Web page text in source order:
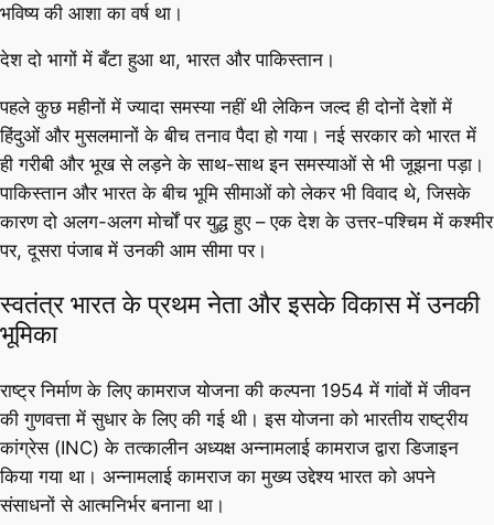
भविष्य की आशा का वर्ष था।
देश दो भागों में बँटा हुआ था, भारत और पाकिस्तान।
पहले कुछ महीनों में ज्यादा समस्या नहीं थी लेकिन जल्द ही दोनों देशों में
हिंदुओं और मुसलमानों के बीच तनाव पैदा हो गया। नई सरकार को भारत में
ही गरीबी और भूख से लड़ने के साथ-साथ इन समस्याओं से भी जूझना पड़ा।
पाकिस्तान और भारत के बीच भूमि सीमाओं को लेकर भी विवाद थे, जिसके
कारण दो अलग-अलग मोर्चों पर युद्ध हुए – एक देश के उत्तर-पश्चिम में कश्मीर
पर, दूसरा पंजाब में उनकी आम सीमा पर।
स्वतंत्र भारत के प्रथम नेता और इसके विकास में उनकी
भूमिका
राष्ट्र निर्माण के लिए कामराज योजना की कल्पना 1954 में गांवों में जीवन
की गुणवत्ता में सुधार के लिए की गई थी। इस योजना को भारतीय राष्ट्रीय
कांग्रेस (INC) के तत्कालीन अध्यक्ष अन्नामलाई कामराज द्वारा डिजाइन
किया गया था। अन्नामलाई कामराज का मुख्य उद्देश्य भारत को अपने
संसाधनों से आत्मनिर्भर बनाना था।